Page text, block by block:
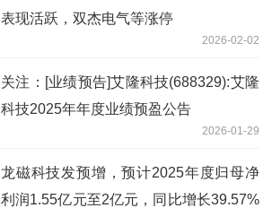
表现活跃，双杰电气等涨停
2026-02-02
关注：[业绩预告]艾隆科技(688329):艾隆
科技2025年年度业绩预盈公告
2026-01-29
龙磁科技发预增，预计2025年度归母净
利润1.55亿元至2亿元，同比增长39.57%